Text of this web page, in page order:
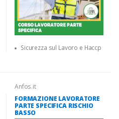
Sicurezza sul Lavoro e Haccp
Anfos.it
FORMAZIONE LAVORATORE
PARTE SPECIFICA RISCHIO
BASSO